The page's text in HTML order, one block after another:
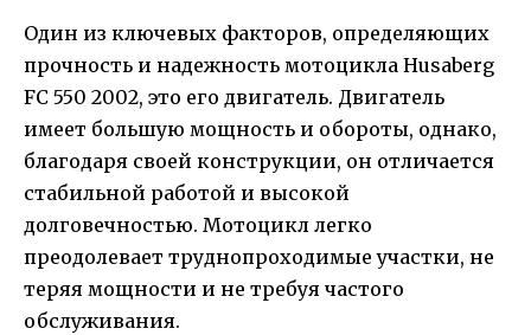
Один из ключевых факторов, определяющих
прочность и надежность мотоцикла Husaberg
FC 550 2002, это его двигатель. Двигатель
имеет большую мощность и обороты, однако,
благодаря своей конструкции, он отличается
стабильной работой и высокой
долговечностью. Мотоцикл легко
преодолевает труднопроходимые участки, не
теряя мощности и не требуя частого
обслуживания.